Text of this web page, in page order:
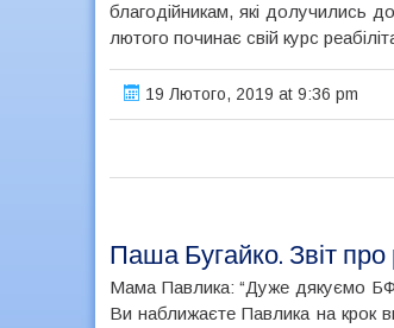
благодійникам, які долучились
лютого починає свій курс
19 Лютого, 2019 at 9:36 pm
Паша Бугайко. Звіт про
Мама Павлика: “Дуже дякуємо БФ
Ви наближаєте Павлика на крок